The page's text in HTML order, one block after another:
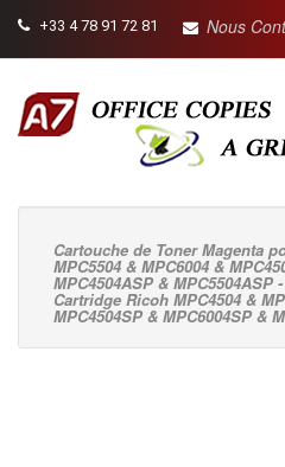
+33 4 78 91 72 81 Nous
Cartouche de Toner Magenta
MPC5504 & MPC6004 &
MPC4504ASP & MPC5504ASP
Cartridge Ricoh MPC4504 &
MPC4504SP & MPC6004SP &